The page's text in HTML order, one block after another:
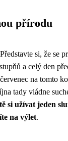
přírodu
si, že se
a celý den
na tomto
tady vládne
si užívat jeden
na výlet.